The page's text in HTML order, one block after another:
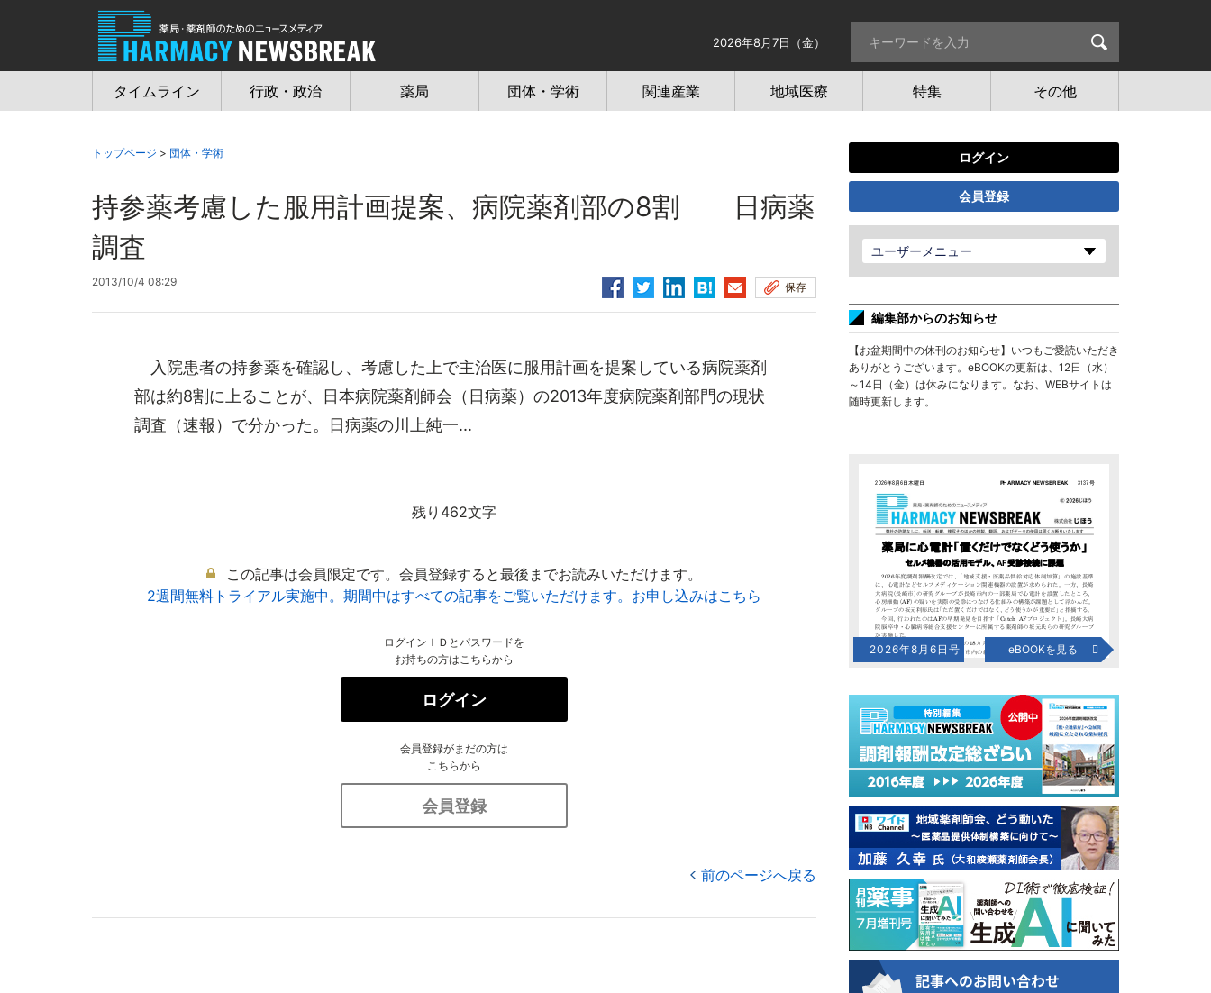
2026年8月7日（金）
タイムライン 行政・政治 薬局 団体・学術 関連産業 地域医療 特集 その他
トップページ > 団体・学術
持参薬考慮した服用計画提案、病院薬剤部の8割 日病薬
調査
2013/10/4 08:29 保存
入院患者の持参薬を確認し、考慮した上で主治医に服用計画を提案している病院薬剤
部は約8割に上ることが、日本病院薬剤師会（日病薬）の2013年度病院薬剤部門の現状
調査（速報）で分かった。日病薬の川上純一...
残り462文字
この記事は会員限定です。会員登録すると最後までお読みいただけます。
2週間無料トライアル実施中。期間中はすべての記事をご覧いただけます。お申し込みはこちら
ログインＩＤとパスワードを
お持ちの方はこちらから
ログイン
会員登録がまだの方は
こちらから
会員登録
前のページへ戻る
ログイン
会員登録
ユーザーメニュー
編集部からのお知らせ
【お盆期間中の休刊のお知らせ】いつもご愛読いただき
ありがとうございます。eBOOKの更新は、12日（水）
～14日（金）は休みになります。なお、WEBサイトは
随時更新します。
2026年8月6日号 eBOOKを見る